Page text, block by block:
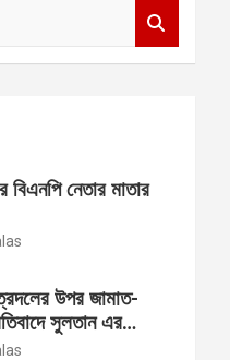
বিএনপি নেতার মাতার
উপর জামাত-
সুলতান এর